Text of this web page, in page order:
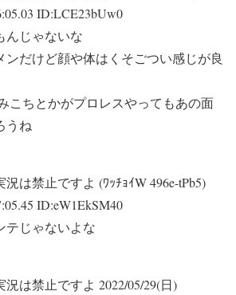
ID:LCE23bUw0
んじゃないな
ンだけど顔や体はくそごつい感じが良
こちとかがプロレスやってもあの面
うね
は禁止ですよ (ﾜｯﾁｮｲW 496e-tPb5)
ID:eW1EkSM40
テじゃないよな
況は禁止ですよ 2022/05/29(日)